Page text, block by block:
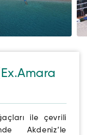
ile çevrili
Akdeniz’le